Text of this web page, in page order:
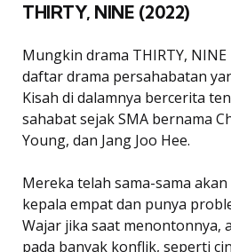
THIRTY, NINE (2022)
Mungkin drama THIRTY,
daftar drama persahabatan
Kisah di dalamnya bercerita
sahabat sejak SMA bernama
Young, dan Jang Joo Hee.
Mereka telah sama-sama
kepala empat dan punya
Wajar jika saat menontonnya,
pada banyak konflik, seperti